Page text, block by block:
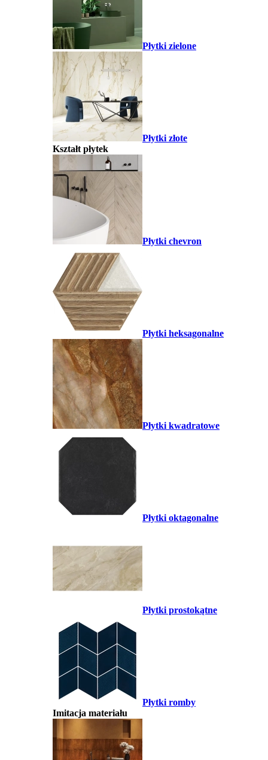
Płytki zielone
Płytki złote
Kształt płytek
Płytki chevron
Płytki heksagonalne
Płytki kwadratowe
Płytki oktagonalne
Płytki prostokątne
Płytki romby
Imitacja materiału